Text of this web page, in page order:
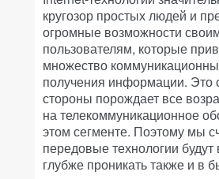
кругозор простых людей и
огромные возможности
пользователям, которые
множество
получения информации. Это
стороны порождает все
на телекоммуникационное
этом сегменте. Поэтому мы
передовые технологии будут
глубже проникать также и в